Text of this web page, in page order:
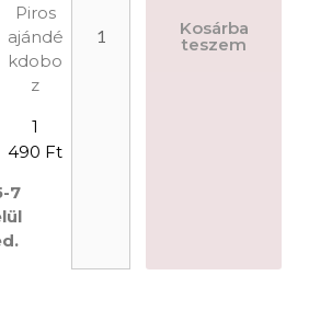
Piros
ajándé
kdobo
z
1
490 Ft
7
Kosárba
teszem